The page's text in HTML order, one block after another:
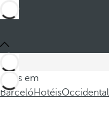
Estes em
BarcelóHotéisOccidental